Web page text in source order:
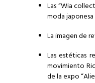
Las “Wia
moda japonesa
La imagen de
Las estéticas
movimiento
de la expo